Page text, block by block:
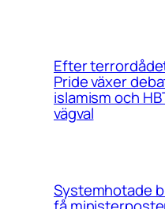
Efter
Pride växer
islamism och
vägval
Systemhotade